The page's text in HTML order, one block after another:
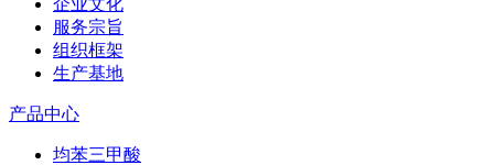
企业文化
服务宗旨
组织框架
生产基地
产品中心
均苯三甲酸